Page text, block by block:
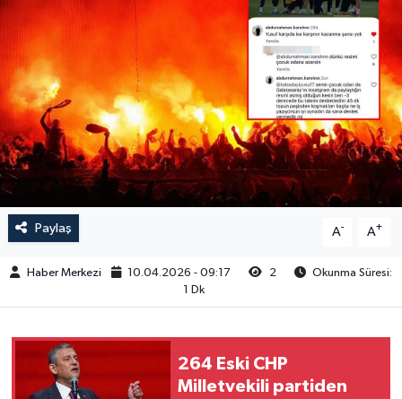
Paylaş A- A+
Haber Merkezi 10.04.2026 - 09:17 2
Okunma Süresi:
1 Dk
264 Eski CHP
Milletvekili partiden